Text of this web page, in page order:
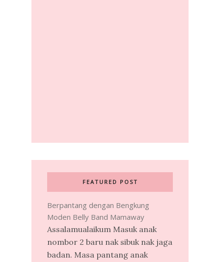
FEATURED POST
Berpantang dengan Bengkung
Moden Belly Band Mamaway
Assalamualaikum Masuk anak
nombor 2 baru nak sibuk nak jaga
badan. Masa pantang anak